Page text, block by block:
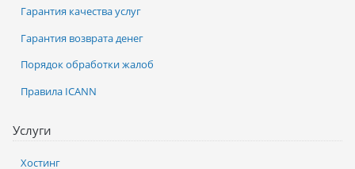
Услуги
Хостинг
Гарантия качества услуг
Гарантия возврата денег
Порядок обработки жалоб
Правила ICANN